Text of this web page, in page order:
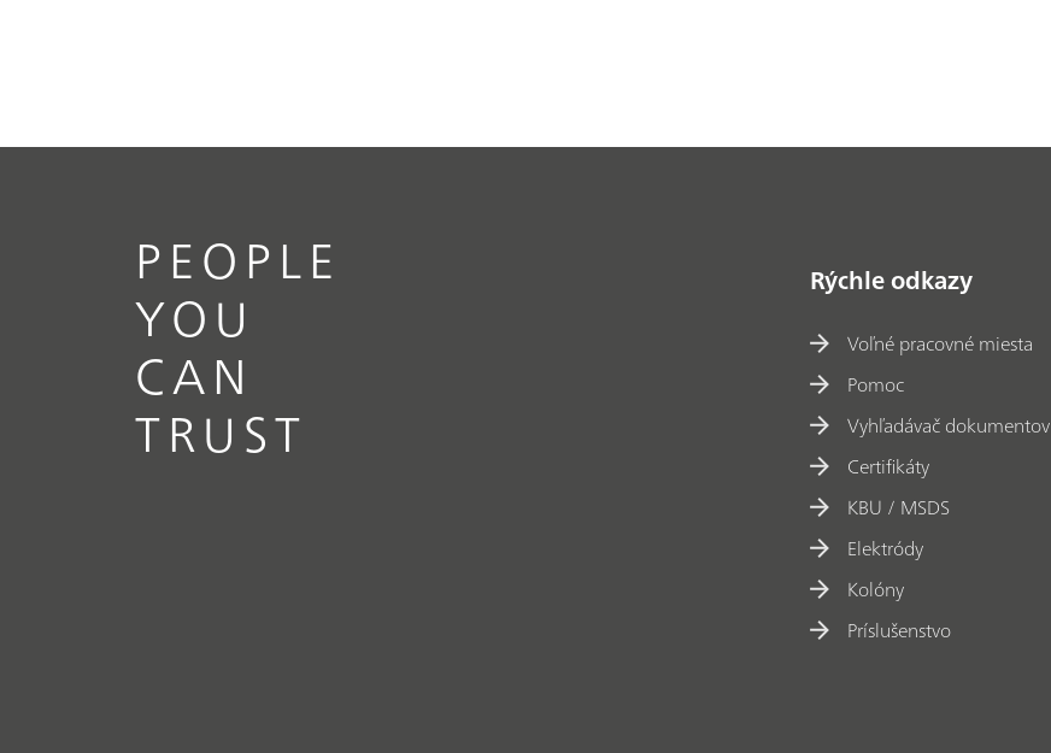
PEOPLE
YOU
CAN
TRUST
Rýchle odkazy
Voľné pracovné miesta
Pomoc
Vyhľadávač dokumentov
Certifikáty
KBU / MSDS
Elektródy
Kolóny
Príslušenstvo